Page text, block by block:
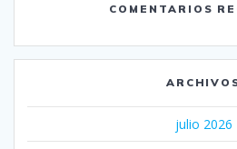
COMENTARIOS
julio 2026